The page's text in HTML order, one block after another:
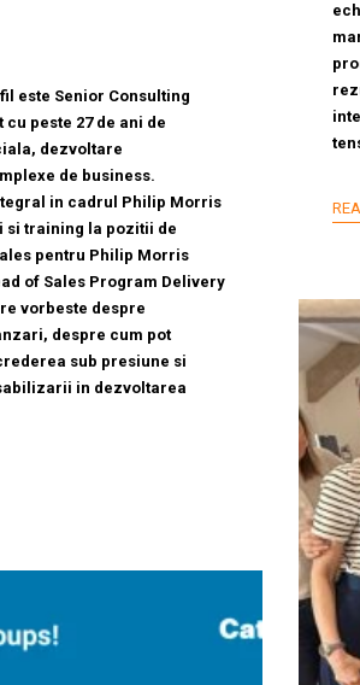
este Senior Consulting
peste 27 de ani de
dezvoltare
de business.
in cadrul Philip Morris
si training la pozitii de
pentru Philip Morris
of Sales Program Delivery
vorbeste despre
despre cum pot
sub presiune si
in dezvoltarea